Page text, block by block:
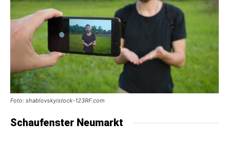
Foto: shablovskyistock-123RF.com
Schaufenster Neumarkt